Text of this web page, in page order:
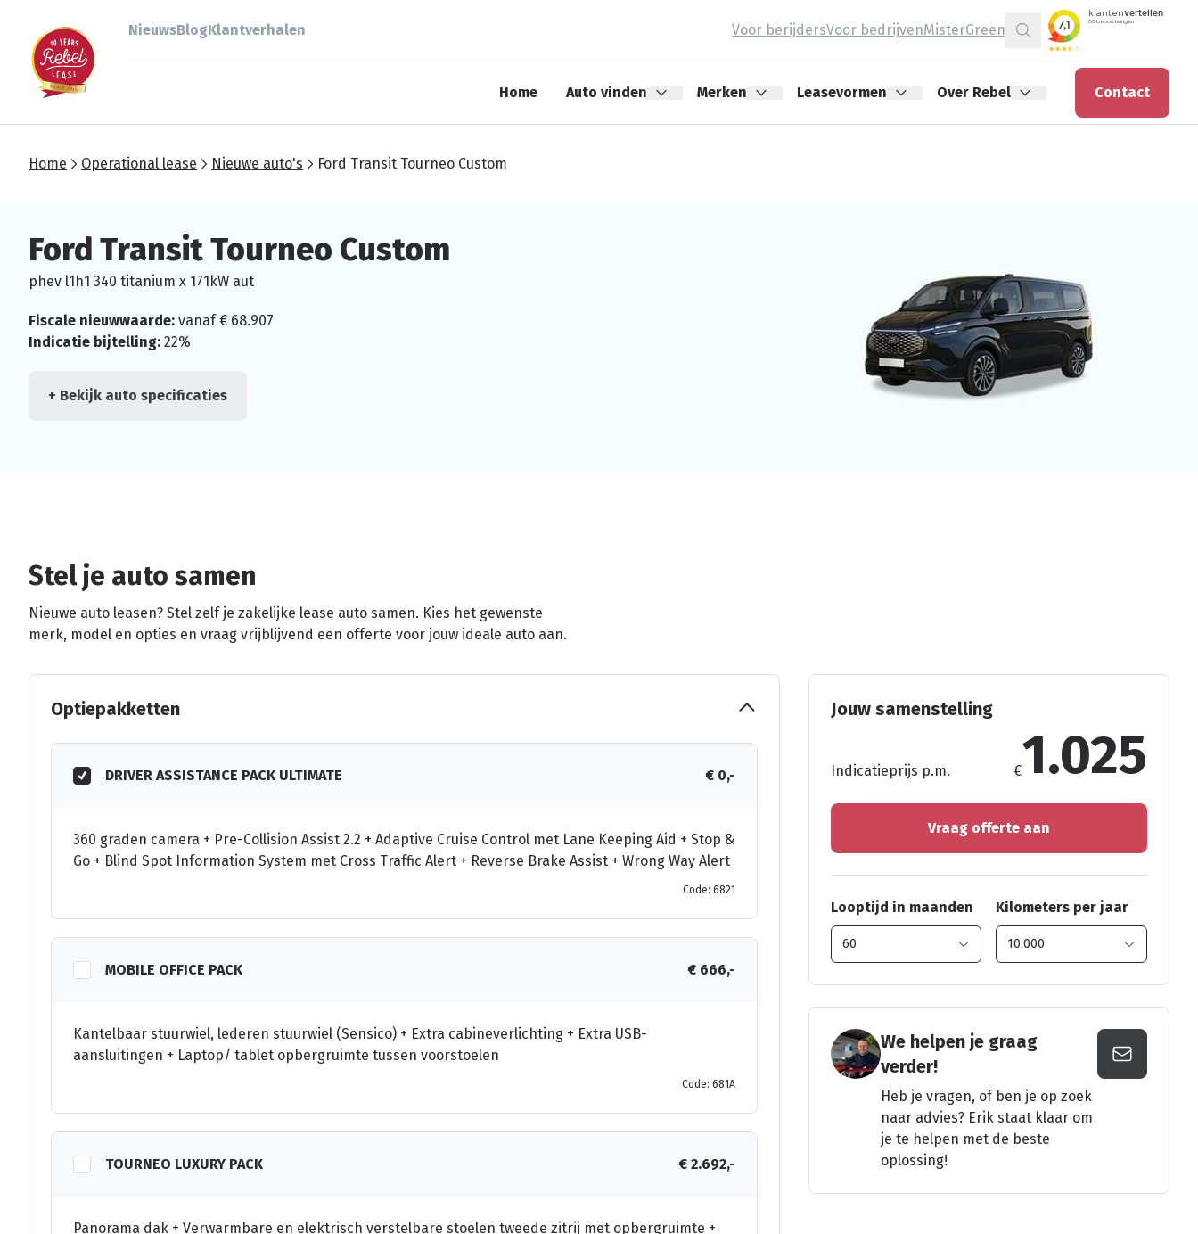
NieuwsBlogKlantverhalen Voor berijdersVoor bedrijvenMisterGreen
Zoeken
Home Auto vinden Merken Leasevormen Over Rebel Contact
Home Operational lease Nieuwe auto's Ford Transit Tourneo Custom
Ford Transit Tourneo Custom
phev l1h1 340 titanium x 171kW aut
Fiscale nieuwwaarde: vanaf € 68.907
Indicatie bijtelling: 22%
+ Bekijk auto specificaties
Stel je auto samen
Nieuwe auto leasen? Stel zelf je zakelijke lease auto samen. Kies het gewenste
merk, model en opties en vraag vrijblijvend een offerte voor jouw ideale auto aan.
Optiepakketten
DRIVER ASSISTANCE PACK ULTIMATE € 0,-
360 graden camera + Pre-Collision Assist 2.2 + Adaptive Cruise Control met Lane Keeping Aid + Stop &
Go + Blind Spot Information System met Cross Traffic Alert + Reverse Brake Assist + Wrong Way Alert
Code: 6821
MOBILE OFFICE PACK € 666,-
Kantelbaar stuurwiel, lederen stuurwiel (Sensico) + Extra cabineverlichting + Extra USB-
aansluitingen + Laptop/ tablet opbergruimte tussen voorstoelen
Code: 681A
TOURNEO LUXURY PACK € 2.692,-
Panorama dak + Verwarmbare en elektrisch verstelbare stoelen tweede zitrij met opbergruimte +
Jouw samenstelling
Indicatieprijs p.m. €1.025
Vraag offerte aan
Looptijd in maanden Kilometers per jaar
We helpen je graag
verder!
Heb je vragen, of ben je op zoek
naar advies? Erik staat klaar om
je te helpen met de beste
oplossing!